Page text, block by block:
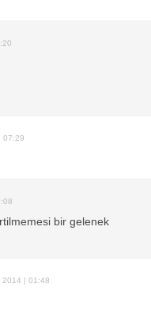
07:29
bir gelenek
2014 | 01:48